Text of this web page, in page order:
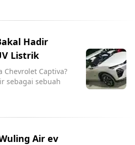
Hadir
Listrik
Captiva?
sebagai sebuah
Air ev